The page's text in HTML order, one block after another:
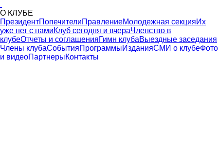
О КЛУБЕ
ПрезидентПопечителиПравлениеМолодежная секцияИх
уже нет с намиКлуб сегодня и вчераЧленство в
клубеОтчеты и соглашенияГимн клубаВыездные заседания
Члены клубаСобытияПрограммыИзданияСМИ о клубеФото
и видеоПартнерыКонтакты